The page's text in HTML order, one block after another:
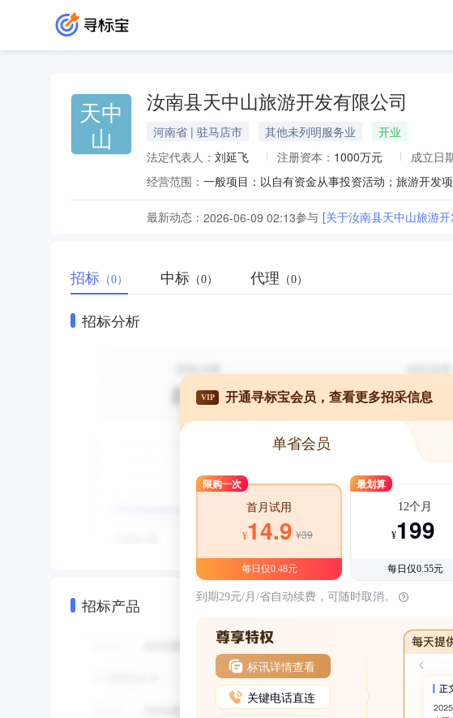
天中
山
汝南县天中山旅游开发有限公司
河南省 | 驻马店市 其他未列明服务业
开业
法定代表人： 刘延飞 注册资本： 1000万元 成立日
经营范围：
最新动态： 2026-06-09 02:13参与 [关于汝南县天中山旅游
招标 （0） 中标 （0） 代理 （0）
招标分析
招标产品
VIP 开通寻标宝会员，查看更多招采信息
单省会员
限购一次
首月试用
¥14.9 ¥39
每日仅0.48元
最划算
12个月
¥199
每日仅0.55元
到期29元/月/省自动续费，可随时取消。
标讯详情查看
关键电话直连